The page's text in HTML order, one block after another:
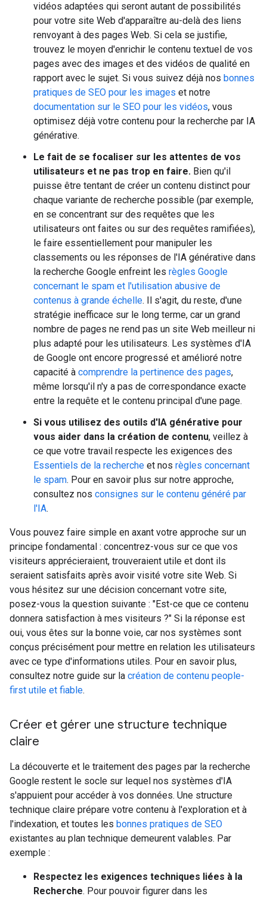
vidéos adaptées qui seront autant de possibilités
pour votre site Web d'apparaître au-delà des liens
renvoyant à des pages Web. Si cela se justifie,
trouvez le moyen d'enrichir le contenu textuel de vos
pages avec des images et des vidéos de qualité en
rapport avec le sujet. Si vous suivez déjà nos bonnes
pratiques de SEO pour les images et notre
documentation sur le SEO pour les vidéos, vous
optimisez déjà votre contenu pour la recherche par IA
générative.
Le fait de se focaliser sur les attentes de vos
utilisateurs et ne pas trop en faire. Bien qu'il
puisse être tentant de créer un contenu distinct pour
chaque variante de recherche possible (par exemple,
en se concentrant sur des requêtes que les
utilisateurs ont faites ou sur des requêtes ramifiées),
le faire essentiellement pour manipuler les
classements ou les réponses de l'IA générative dans
la recherche Google enfreint les règles Google
concernant le spam et l'utilisation abusive de
contenus à grande échelle. Il s'agit, du reste, d'une
stratégie inefficace sur le long terme, car un grand
nombre de pages ne rend pas un site Web meilleur ni
plus adapté pour les utilisateurs. Les systèmes d'IA
de Google ont encore progressé et amélioré notre
capacité à comprendre la pertinence des pages,
même lorsqu'il n'y a pas de correspondance exacte
entre la requête et le contenu principal d'une page.
Si vous utilisez des outils d'IA générative pour
vous aider dans la création de contenu, veillez à
ce que votre travail respecte les exigences des
Essentiels de la recherche et nos règles concernant
le spam. Pour en savoir plus sur notre approche,
consultez nos consignes sur le contenu généré par
l'IA.
Vous pouvez faire simple en axant votre approche sur un
principe fondamental : concentrez-vous sur ce que vos
visiteurs apprécieraient, trouveraient utile et dont ils
seraient satisfaits après avoir visité votre site Web. Si
vous hésitez sur une décision concernant votre site,
posez-vous la question suivante : "Est-ce que ce contenu
donnera satisfaction à mes visiteurs ?" Si la réponse est
oui, vous êtes sur la bonne voie, car nos systèmes sont
conçus précisément pour mettre en relation les utilisateurs
avec ce type d'informations utiles. Pour en savoir plus,
consultez notre guide sur la création de contenu people-
first utile et fiable.
Créer et gérer une structure technique
claire
La découverte et le traitement des pages par la recherche
Google restent le socle sur lequel nos systèmes d'IA
s'appuient pour accéder à vos données. Une structure
technique claire prépare votre contenu à l'exploration et à
l'indexation, et toutes les bonnes pratiques de SEO
existantes au plan technique demeurent valables. Par
exemple :
Respectez les exigences techniques liées à la
Recherche. Pour pouvoir figurer dans les